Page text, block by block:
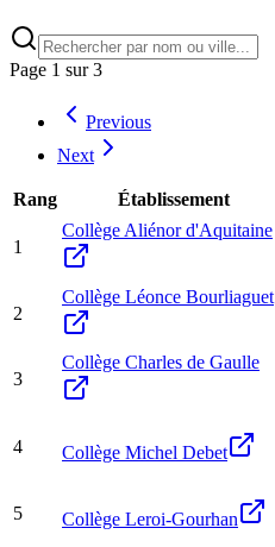
Page 1 sur3
Previous
Next
Rang Établissement
1
Collège Aliénor d'Aquitaine
2
Collège Léonce Bourliaguet
3
Collège Charles de Gaulle
4 Collège Michel Debet
5 Collège Leroi-Gourhan